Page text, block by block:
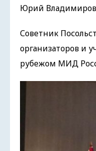
Юрий
Советник
организаторов и
рубежом МИД